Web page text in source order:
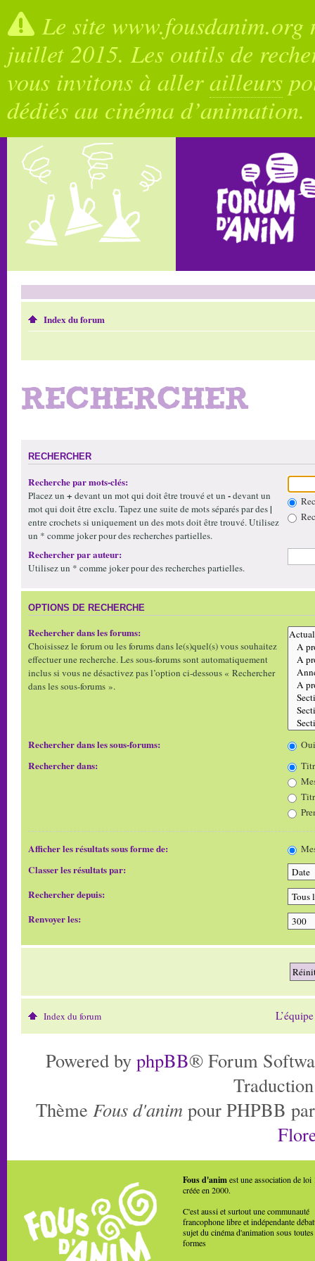
Le site
juillet 2015. Les outils de
vous invitons à allerailleurs
dédiés au cinéma d’animation.
Index du forum
RECHERCHER
RECHERCHER
Recherche par mots-clés:
Placez un + devant un mot qui doit être trouvé et un -devant un
mot qui doit être exclu. Tapez une suite de mots séparés par des|
entre crochets si uniquement un des mots doit être trouvé. Utilisez
un * comme joker pour des recherches partielles.
Rechercher par auteur:
Utilisez un * comme joker pour des recherches partielles.
OPTIONS DE RECHERCHE
Rechercher dans les forums:
Choisissez le forum ou les forums dans le(s)quel(s) vous souhaitez
effectuer une recherche. Les sous-forums sont automatiquement
inclus si vous ne désactivez pas l’option ci-dessous « Rechercher
dans les sous-forums ».
Rechercher dans les sous-forums: Oui
Rechercher dans:
Afficher les résultats sous forme de:
Classer les résultats par:
Rechercher depuis:
Renvoyer les:
Index du forum
Powered by phpBB® Forum
Thème Fous d'anim pour PHPBB
Fous d'animest une association de loi
créée en 2000.
C'est aussi et surtout une communauté
francophone libre et indépendante
sujet du cinéma d'animation sous toutes
formes